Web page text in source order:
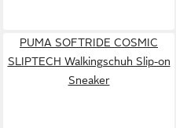
PUMA SOFTRIDE COSMIC
SLIPTECH Walkingschuh Slip-on
Sneaker